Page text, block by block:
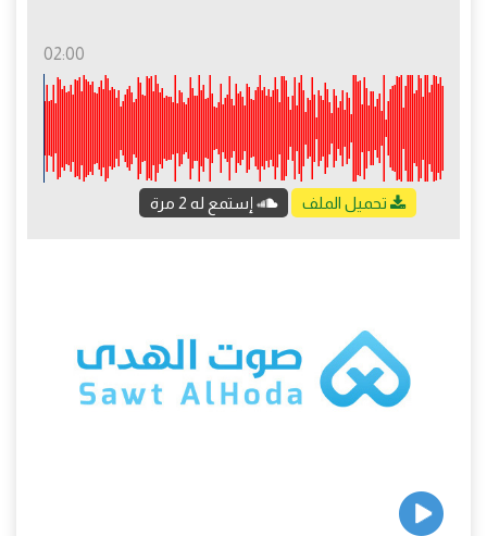
02:00
تحميل الملف إستمع له 2 مرة